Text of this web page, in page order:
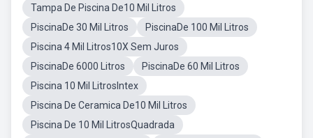
Tampa De Piscina De10 Mil Litros
PiscinaDe 30 Mil Litros
PiscinaDe 100 Mil Litros
Piscina 4 Mil Litros10X Sem Juros
PiscinaDe 6000 Litros
PiscinaDe 60 Mil Litros
Piscina 10 Mil LitrosIntex
Piscina De Ceramica De10 Mil Litros
Piscina De 10 Mil LitrosQuadrada